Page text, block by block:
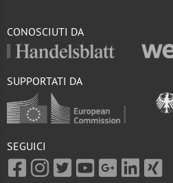
CONOSCIUTI DA
SUPPORTATI DA
SEGUICI